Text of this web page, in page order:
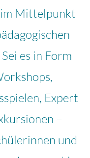
Mittelpunkt
es in Form
Expert
–
und